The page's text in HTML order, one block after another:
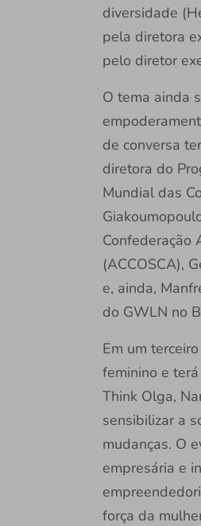
diversidade
pela diretora
pelo diretor
O tema ainda
de conversa
diretora do
Mundial das
Confederação
(ACCOSCA),
e, ainda,
do GWLN no
Em um
feminino e
Think Olga,
sensibilizar a
mudanças. O
empresária e
força da